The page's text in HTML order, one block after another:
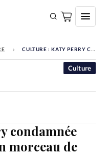
CULTURE : KATY PERRY CONDAMNÉE POUR LE PLAGIAT D’UN MORCEAU DE RAP CHRÉTIEN
condamnée
morceau de
Culture